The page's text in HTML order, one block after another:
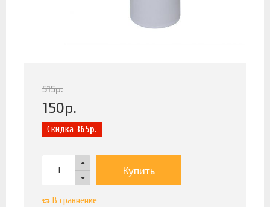
515р.
150р.
Скидка 365р.
Купить
В сравнение